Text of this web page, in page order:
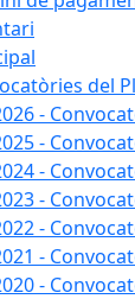
del
-
-
-
-
-
-
-